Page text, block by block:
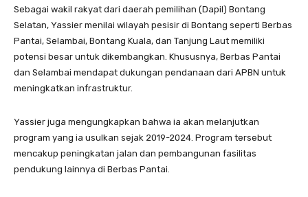
Sebagai wakil rakyat dari daerah pemilihan (Dapil) Bontang
Selatan, Yassier menilai wilayah pesisir di Bontang seperti Berbas
Pantai, Selambai, Bontang Kuala, dan Tanjung Laut memiliki
potensi besar untuk dikembangkan. Khususnya, Berbas Pantai
dan Selambai mendapat dukungan pendanaan dari APBN untuk
meningkatkan infrastruktur.
Yassier juga mengungkapkan bahwa ia akan melanjutkan
program yang ia usulkan sejak 2019-2024. Program tersebut
mencakup peningkatan jalan dan pembangunan fasilitas
pendukung lainnya di Berbas Pantai.